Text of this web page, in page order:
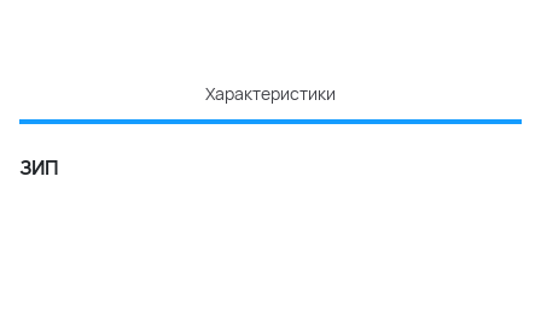
Характеристики
ЗИП